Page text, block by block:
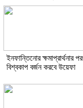
ইনফান্তিনোর ক্ষমাপ্রার্থনার
বিশ্বকাপ বর্জন করবে উয়েফা